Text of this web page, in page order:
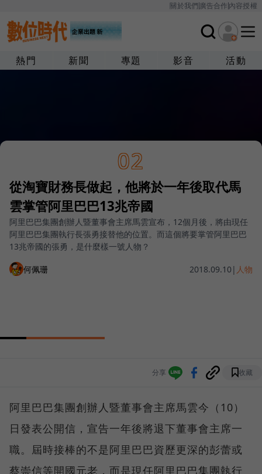
關於我們廣告合作內容授權
熱門 新聞 專題 影音 活動
02
從淘寶財務長做起，他將於一年後取代馬
雲掌管阿里巴巴13兆帝國
阿里巴巴集團創辦人暨董事會主席馬雲宣布，12個月後，將由現任
阿里巴巴集團執行長張勇接替他的位置。而這個將要掌管阿里巴巴
13兆帝國的張勇，是什麼樣一號人物？
何佩珊 2018.09.10 | 人物
分享 收藏
阿里巴巴集團創辦人暨董事會主席馬雲今（10）
日發表公開信，宣告一年後將退下董事會主席一
職。屆時接棒的不是阿里巴巴資歷更深的彭蕾或
蔡崇信等開國元老，而是現任阿里巴巴集團執行